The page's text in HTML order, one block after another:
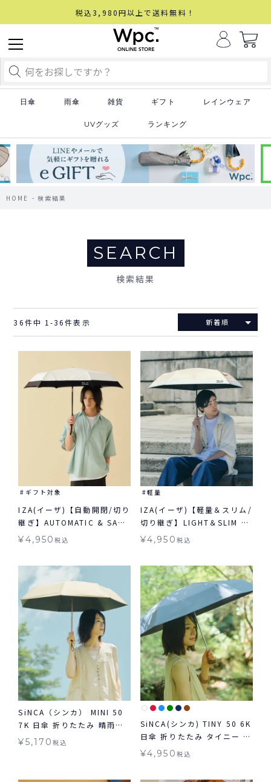
税込3,980円以上で送料無料！
日傘 雨傘 雑貨 ギフト レインウェア
UVグッズ ランキング
HOME 検索結果
SEARCH
検索結果
新着順
36件中 1-36件表示
ギフト対象
IZA(イーザ)【自動開閉/切り
継ぎ】AUTOMATIC & SAFE
オートマティック＆セーフ
¥4,950税込
軽量
IZA(イーザ)【軽量＆スリム/
切り継ぎ】LIGHT＆SLIM ラ
イト＆スリム 軽量 日傘 折り
¥4,950 税込
SiNCA（シンカ） MINI 50
7K 日傘 折りたたみ 晴雨兼
用 送料無料 ギフト対象
¥5,170税込
SiNCA(シンカ) TINY 50 6K
日傘 折りたたみ タイニー コ
ンパクト 晴雨兼用 送料無料
¥4,950 税込